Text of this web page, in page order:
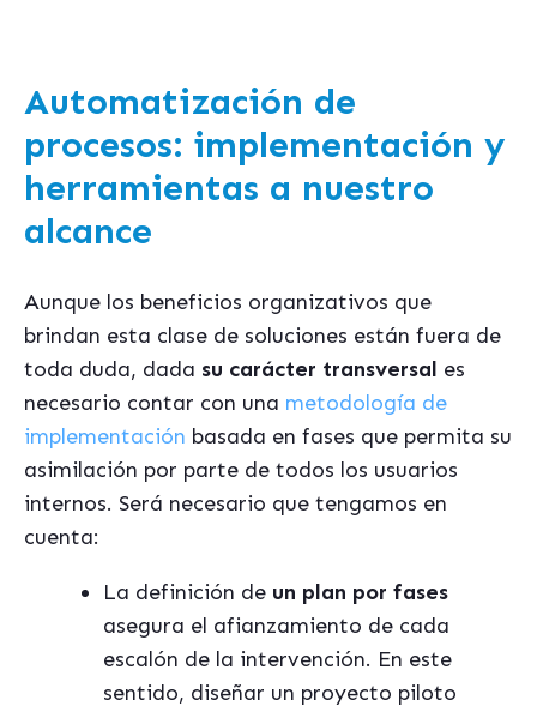
Automatización de
procesos: implementación y
herramientas a nuestro
alcance
Aunque los beneficios organizativos que
brindan esta clase de soluciones están fuera de
toda duda, dada su carácter transversal es
necesario contar con una metodología de
implementación basada en fases que permita su
asimilación por parte de todos los usuarios
internos. Será necesario que tengamos en
cuenta:
La definición de un plan por fases
asegura el afianzamiento de cada
escalón de la intervención. En este
sentido, diseñar un proyecto piloto